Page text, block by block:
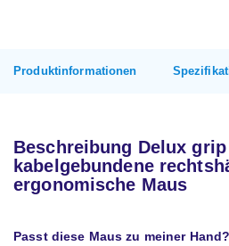
Produktinformationen
Beschreibung Delux
kabelgebundene
ergonomische Maus
Passt diese Maus zu meiner Hand?